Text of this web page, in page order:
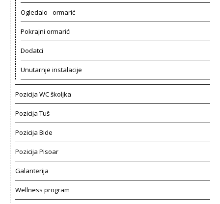
Ogledalo - ormarić
Pokrajni ormarići
Dodatci
Unutarnje instalacije
Pozicija WC školjka
Pozicija Tuš
Pozicija Bide
Pozicija Pisoar
Galanterija
Wellness program